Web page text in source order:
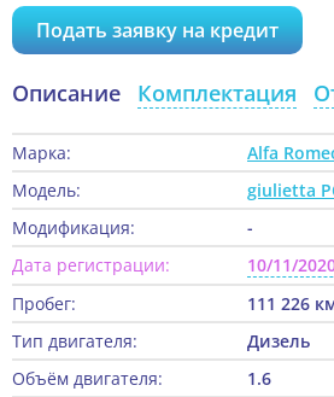
Подать заявку на кредит
Описание Комплектация
Марка:
Alfa
Модель:
giulietta
Модификация:
-
Дата регистрации:
10/11/
Пробег:
111 226
Тип двигателя:
Дизель
Объём двигателя:
1.6